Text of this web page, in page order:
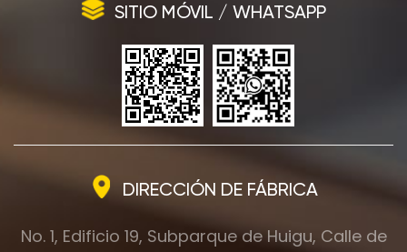
SITIO MÓVIL / WHATSAPP
DIRECCIÓN DE FÁBRICA
No. 1, Edificio 19, Subparque de Huigu, Calle de